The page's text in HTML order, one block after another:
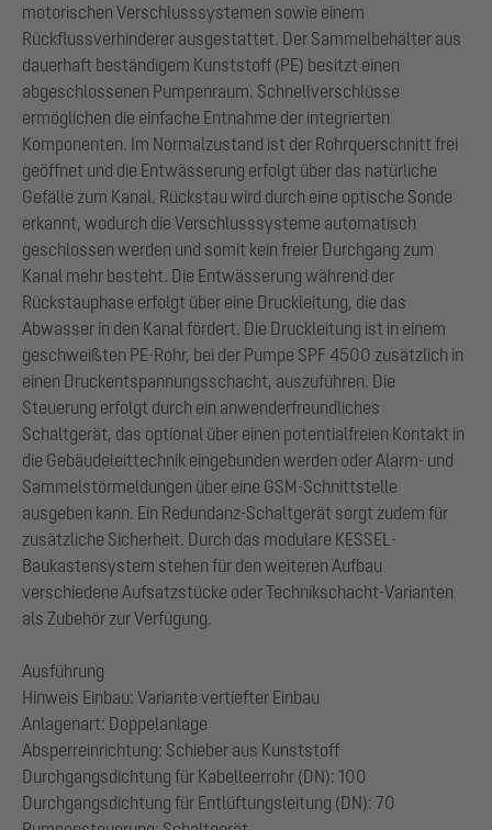
motorischen Verschlusssystemen sowie einem
Rückflussverhinderer ausgestattet. Der Sammelbehälter aus
dauerhaft beständigem Kunststoff (PE) besitzt einen
abgeschlossenen Pumpenraum. Schnellverschlüsse
ermöglichen die einfache Entnahme der integrierten
Komponenten. Im Normalzustand ist der Rohrquerschnitt frei
geöffnet und die Entwässerung erfolgt über das natürliche
Gefälle zum Kanal. Rückstau wird durch eine optische Sonde
erkannt, wodurch die Verschlusssysteme automatisch
geschlossen werden und somit kein freier Durchgang zum
Kanal mehr besteht. Die Entwässerung während der
Rückstauphase erfolgt über eine Druckleitung, die das
Abwasser in den Kanal fördert. Die Druckleitung ist in einem
geschweißten PE-Rohr, bei der Pumpe SPF 4500 zusätzlich in
einen Druckentspannungsschacht, auszuführen. Die
Steuerung erfolgt durch ein anwenderfreundliches
Schaltgerät, das optional über einen potentialfreien Kontakt in
die Gebäudeleittechnik eingebunden werden oder Alarm- und
Sammelstörmeldungen über eine GSM-Schnittstelle
ausgeben kann. Ein Redundanz-Schaltgerät sorgt zudem für
zusätzliche Sicherheit. Durch das modulare KESSEL-
Baukastensystem stehen für den weiteren Aufbau
verschiedene Aufsatzstücke oder Technikschacht-Varianten
als Zubehör zur Verfügung.
Ausführung
Hinweis Einbau: Variante vertiefter Einbau
Anlagenart: Doppelanlage
Absperreinrichtung: Schieber aus Kunststoff
Durchgangsdichtung für Kabelleerrohr (DN): 100
Durchgangsdichtung für Entlüftungsleitung (DN): 70